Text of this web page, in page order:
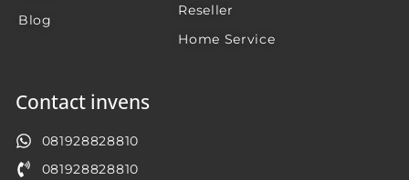
Blog
Reseller
Home Service
Contact invens
081928828810
081928828810